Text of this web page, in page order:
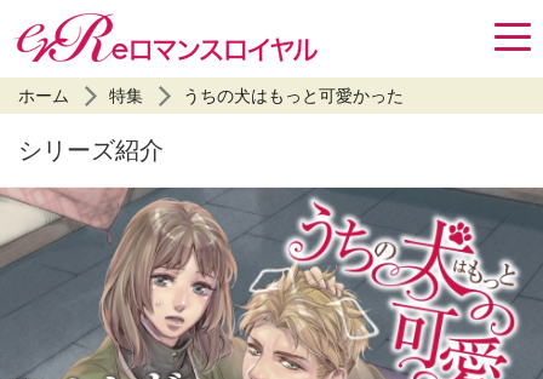
ホーム 特集 うちの犬はもっと可愛かった
シリーズ紹介